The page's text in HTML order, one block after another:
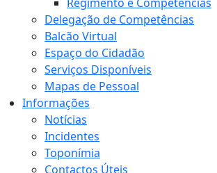
Regimento e Competências
Delegação de Competências
Balcão Virtual
Espaço do Cidadão
Serviços Disponíveis
Mapas de Pessoal
Informações
Notícias
Incidentes
Toponímia
Contactos Úteis